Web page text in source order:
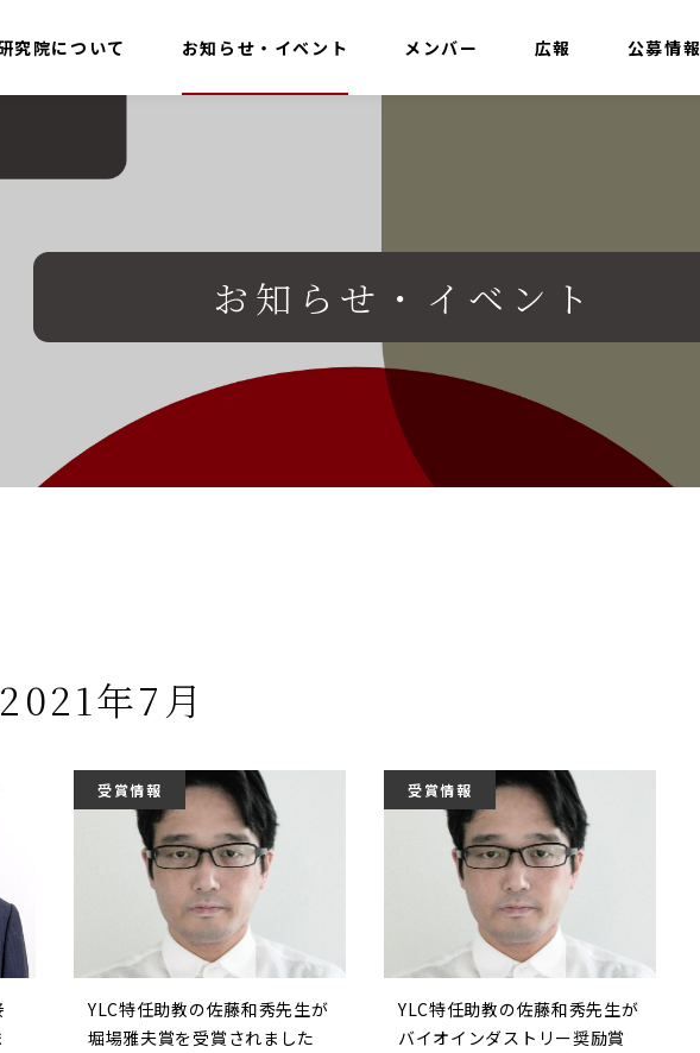
究院について お知らせ・イベント メンバー 広報 公募情報
お知らせ・イベント
年7月
受賞情報
YLC特任助教の佐藤和秀先生が
堀場雅夫賞を受賞されました
受賞情報
YLC特任助教の佐藤和秀先生が
バイオインダストリー奨励賞